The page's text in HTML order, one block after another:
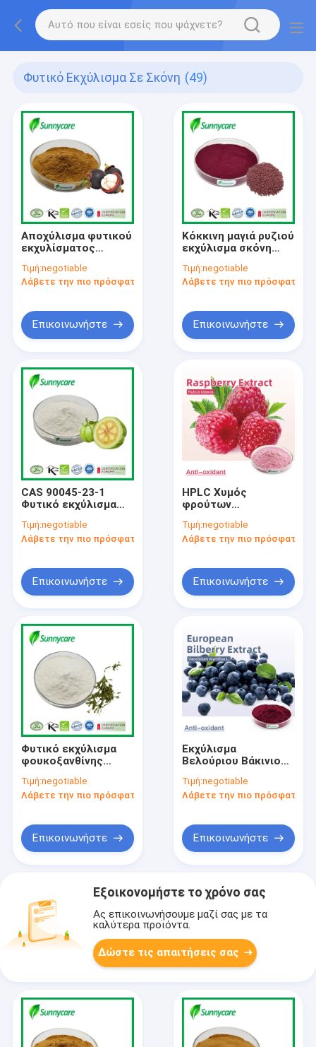
Φυτικό Εκχύλισμα Σε Σκόνη (49)
Αποχύλισμα φυτικού
εκχυλίσματος
6147-11-1
Τιμή:negotiable
Λάβετε την πιο πρόσφατη τιμή
Επικοινωνήστε
Κόκκινη μαγιά ρυζιού
εκχύλισμα σκόνη
Monascus Purpureus
Went μαγιά
Τιμή:negotiable
Λάβετε την πιο πρόσφατη
Επικοινωνήστε
CAS 90045-23-1
Φυτικό εκχύλισμα
Garcinia Cambogia
εκχύλισμα
Τιμή:negotiable
Λάβετε την πιο πρόσφατη τιμή
Επικοινωνήστε
HPLC Χυμός
φρούτων
Κέτονες σε σκόνη
5% Εκχύλισμα
Τιμή:negotiable
Λάβετε την πιο πρόσφατη
Επικοινωνήστε
Φυτικό εκχύλισμα
φουκοξανθίνης
Digitata εκχύλισμα
οξο-βήτα βήτα-
Τιμή:negotiable
Λάβετε την πιο πρόσφατη τιμή
Επικοινωνήστε
Εκχύλισμα
Βελούριου Βάκινιου
Ανθοκυανόσιδες
Τιμή:negotiable
Λάβετε την πιο πρόσφατη
Επικοινωνήστε
Εξοικονομήστε το χρόνο σας
Ας επικοινωνήσουμε μαζί σας με τα
καλύτερα προϊόντα.
Δώστε τις απαιτήσεις σας